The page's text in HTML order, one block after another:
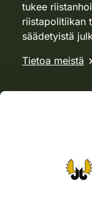
tukee
riistapolitiikan
säädetyistä
Tietoa meistä